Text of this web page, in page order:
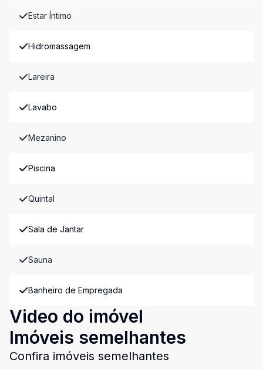
Estar Íntimo
Hidromassagem
Lareira
Lavabo
Mezanino
Piscina
Quintal
Sala de Jantar
Sauna
Banheiro de Empregada
Video do imóvel
Imóveis semelhantes
Confira imóveis semelhantes